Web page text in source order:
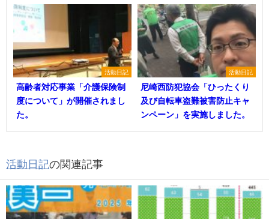
活動日記
高齢者対応事業「介護保険制
度について」が開催されまし
た。
活動日記
尼崎西防犯協会「ひったくり
及び自転車盗難被害防止キャ
ンペーン」を実施しました。
活動日記の関連記事